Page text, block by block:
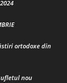
ortodoxe din
nou